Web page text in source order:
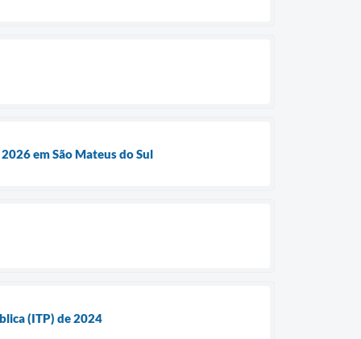
em São Mateus do Sul
(ITP) de 2024